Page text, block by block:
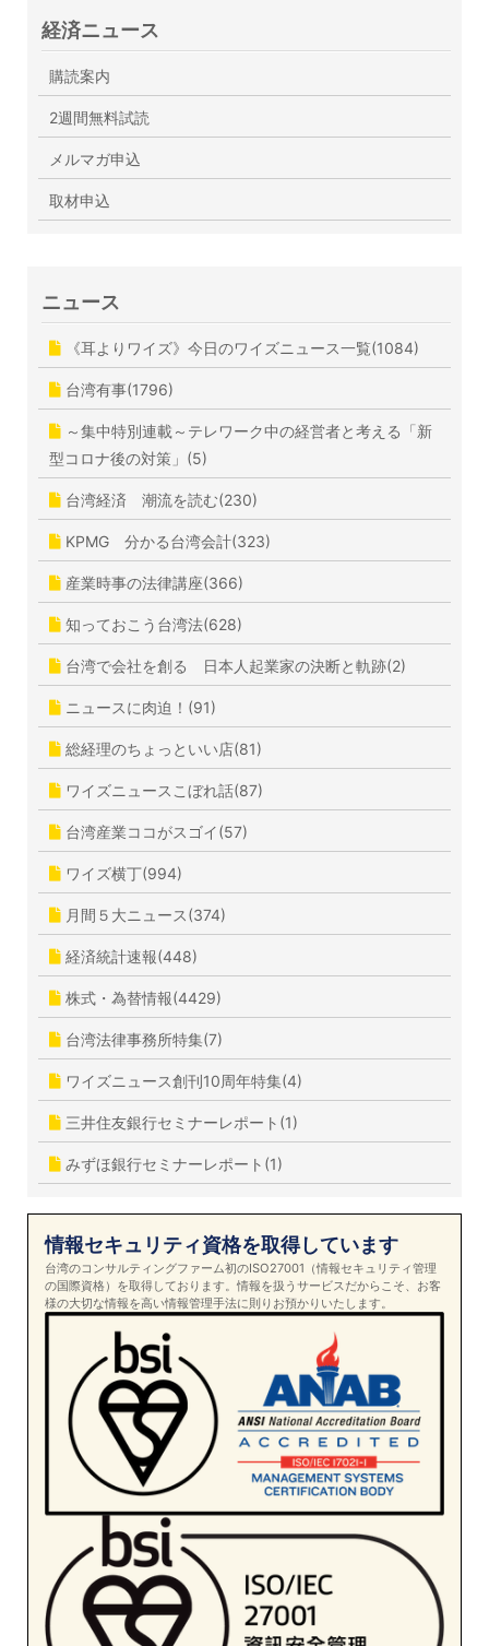
経済ニュース
購読案内
2週間無料試読
メルマガ申込
取材申込
ニュース
《耳よりワイズ》今日のワイズニュース一覧(1084)
台湾有事(1796)
～集中特別連載～テレワーク中の経営者と考える「新
型コロナ後の対策」(5)
台湾経済 潮流を読む(230)
KPMG 分かる台湾会計(323)
産業時事の法律講座(366)
知っておこう台湾法(628)
台湾で会社を創る 日本人起業家の決断と軌跡(2)
ニュースに肉迫！(91)
総経理のちょっといい店(81)
ワイズニュースこぼれ話(87)
台湾産業ココがスゴイ(57)
ワイズ横丁(994)
月間５大ニュース(374)
経済統計速報(448)
株式・為替情報(4429)
台湾法律事務所特集(7)
ワイズニュース創刊10周年特集(4)
三井住友銀行セミナーレポート(1)
みずほ銀行セミナーレポート(1)
情報セキュリティ資格を取得しています
台湾のコンサルティングファーム初のISO27001（情報セキュリティ管理
の国際資格）を取得しております。情報を扱うサービスだからこそ、お客
様の大切な情報を高い情報管理手法に則りお預かりいたします。